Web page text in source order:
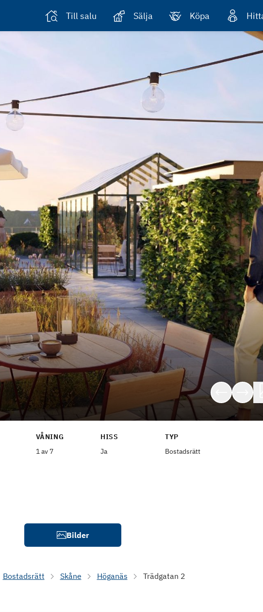
Till salu Sälja Köpa
VÅNING
1 av 7
HISS
Ja
TYP
Bostadsrätt
Bilder
Bostadsrätt Skåne Höganäs Trädgatan 2